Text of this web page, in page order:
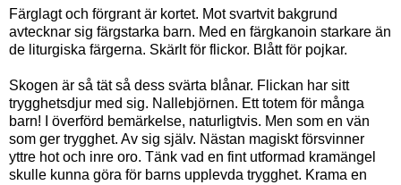
Färglagt och förgrant är kortet. Mot svartvit bakgrund
avtecknar sig färgstarka barn. Med en färgkanoin starkare än
de liturgiska färgerna. Skärlt för flickor. Blått för pojkar.
Skogen är så tät så dess svärta blånar. Flickan har sitt
trygghetsdjur med sig. Nallebjörnen. Ett totem för många
barn! I överförd bemärkelse, naturligtvis. Men som en vän
som ger trygghet. Av sig själv. Nästan magiskt försvinner
yttre hot och inre oro. Tänk vad en fint utformad kramängel
skulle kunna göra för barns upplevda trygghet. Krama en